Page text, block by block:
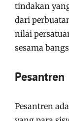
tindakan
dari
nilai
sesama
Pesantren
Pesantren